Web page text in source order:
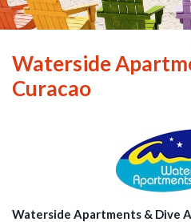
Waterside
Curacao
Waterside Apartments & Dive